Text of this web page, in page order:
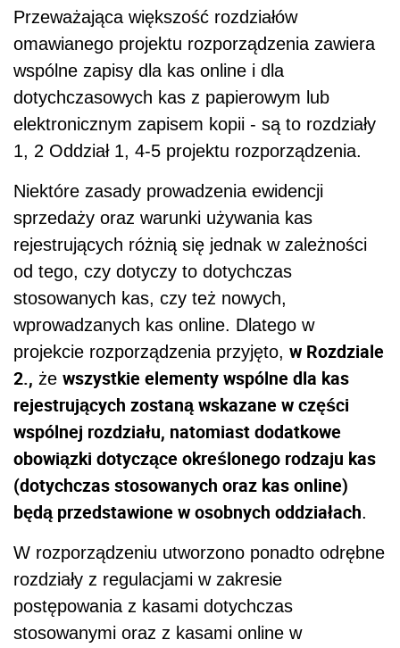
Przeważająca większość rozdziałów
omawianego projektu rozporządzenia zawiera
wspólne zapisy dla kas online i dla
dotychczasowych kas z papierowym lub
elektronicznym zapisem kopii - są to rozdziały
1, 2 Oddział 1, 4-5 projektu rozporządzenia.
Niektóre zasady prowadzenia ewidencji
sprzedaży oraz warunki używania kas
rejestrujących różnią się jednak w zależności
od tego, czy dotyczy to dotychczas
stosowanych kas, czy też nowych,
wprowadzanych kas online. Dlatego w
projekcie rozporządzenia przyjęto, w Rozdziale
2., że wszystkie elementy wspólne dla kas
rejestrujących zostaną wskazane w części
wspólnej rozdziału, natomiast dodatkowe
obowiązki dotyczące określonego rodzaju kas
(dotychczas stosowanych oraz kas online)
będą przedstawione w osobnych oddziałach.
W rozporządzeniu utworzono ponadto odrębne
rozdziały z regulacjami w zakresie
postępowania z kasami dotychczas
stosowanymi oraz z kasami online w